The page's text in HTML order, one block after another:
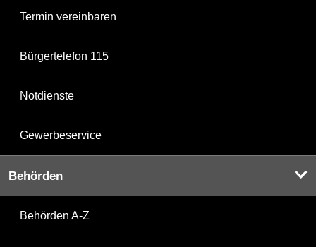
Termin vereinbaren
Bürgertelefon 115
Notdienste
Gewerbeservice
Behörden
Behörden A-Z